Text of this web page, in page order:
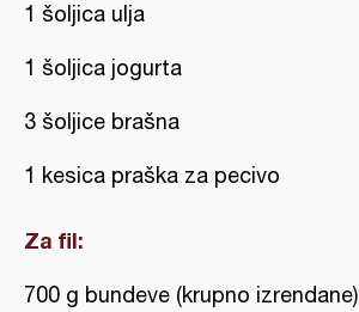
1 šoljica ulja
1 šoljica jogurta
3 šoljice brašna
1 kesica praška za pecivo
Za fil:
700 g bundeve (krupno izrendane)